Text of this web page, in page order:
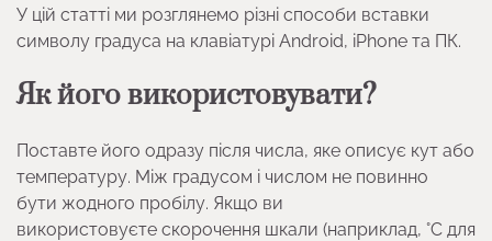
У цій статті ми розглянемо різні способи вставки
символу градуса на клавіатурі Android, iPhone та ПК.
Як його використовувати?
Поставте його одразу після числа, яке описує кут або
температуру. Між градусом і числом не повинно
бути жодного пробілу. Якщо ви
використовуєте скорочення шкали (наприклад, °C для